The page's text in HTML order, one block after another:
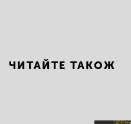
ЧИТАЙТЕ ТАКОЖ